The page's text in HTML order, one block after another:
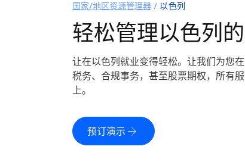
国家/地区资源管理器 以色列
轻松管理以色列
让在以色列就业变得轻松。让我们为您
税务、合规事务，甚至股票期权，所有
上。
预订演示